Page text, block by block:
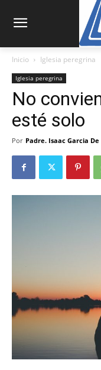
Inicio Iglesia peregrina
Iglesia peregrina
No
esté solo
Por Padre. Isaac Garcia De